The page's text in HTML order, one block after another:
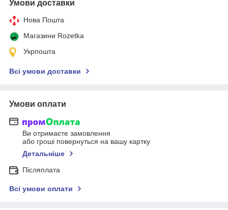
Умови доставки
Нова Пошта
Магазини Rozetka
Укрпошта
Всі умови доставки
Умови оплати
Ви отримаєте замовлення
або гроші повернуться на вашу картку
Детальніше
Післяплата
Всі умови оплати